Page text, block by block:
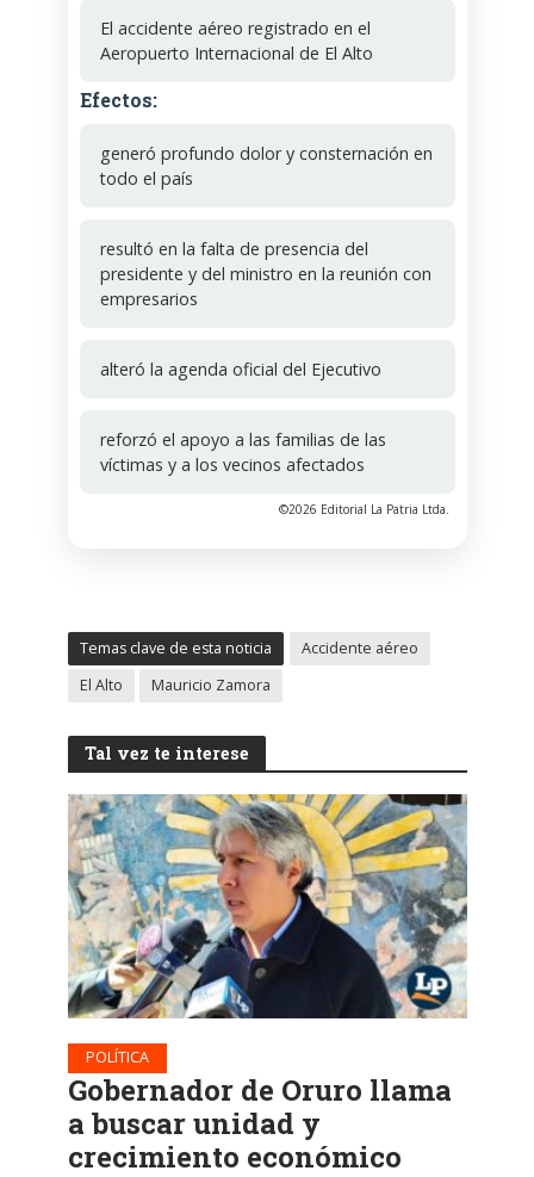
El accidente aéreo registrado en el
Aeropuerto Internacional de El Alto
Efectos:
generó profundo dolor y consternación en
todo el país
resultó en la falta de presencia del
presidente y del ministro en la reunión con
empresarios
alteró la agenda oficial del Ejecutivo
reforzó el apoyo a las familias de las
víctimas y a los vecinos afectados
©2026 Editorial La Patria Ltda.
Temas clave de esta noticia
Accidente aéreo
El Alto
Mauricio Zamora
Tal vez te interese
POLÍTICA
Gobernador de Oruro llama
a buscar unidad y
crecimiento económico